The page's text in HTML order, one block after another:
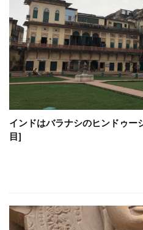
インドはバラナシのヒンドゥー
目]